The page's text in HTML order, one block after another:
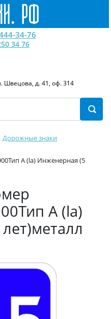
34-76
34 76
Швецова, д. 41, оф. 314
Дорожные знаки
А (la) Инженерная (5
А (la)